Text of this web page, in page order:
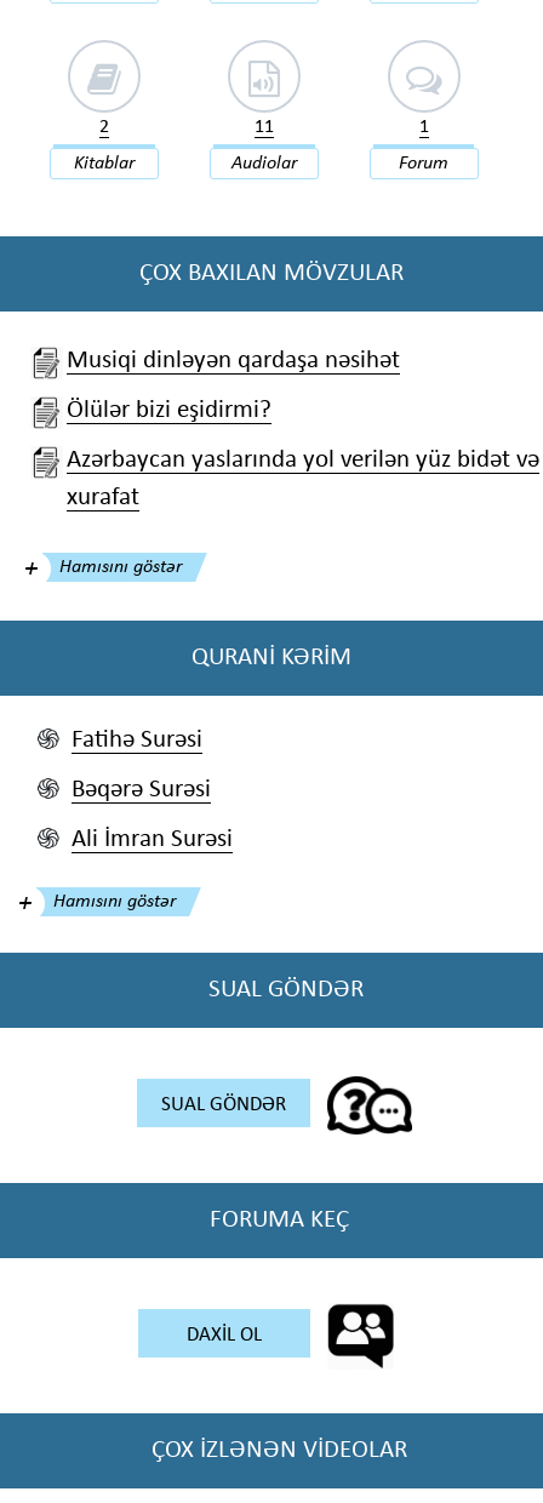
2
Kitablar
11
Audiolar
1
Forum
ÇOX BAXILAN MÖVZULAR
Musiqi dinləyən qardaşa nəsihət
Ölülər bizi eşidirmi?
Azərbaycan yaslarında yol verilən yüz bidət və
xurafat
Hamısını göstər
QURANİ KƏRİM
֍ Fatihə Surəsi
֍ Bəqərə Surəsi
֍ Ali İmran Surəsi
Hamısını göstər
SUAL GÖNDƏR
SUAL GÖNDƏR
FORUMA KEÇ
DAXİL OL
ÇOX İZLƏNƏN VİDEOLAR